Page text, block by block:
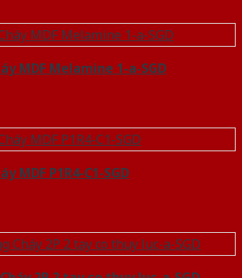
MDF Melamine 1-a-SGD
MDF P1R4-C1-SGD